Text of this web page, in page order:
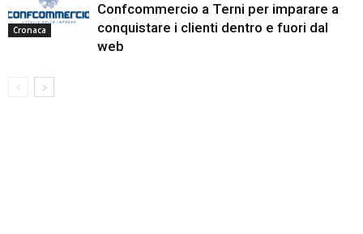
Cronaca
Confcommercio a Terni per imparare a
conquistare i clienti dentro e fuori dal
web